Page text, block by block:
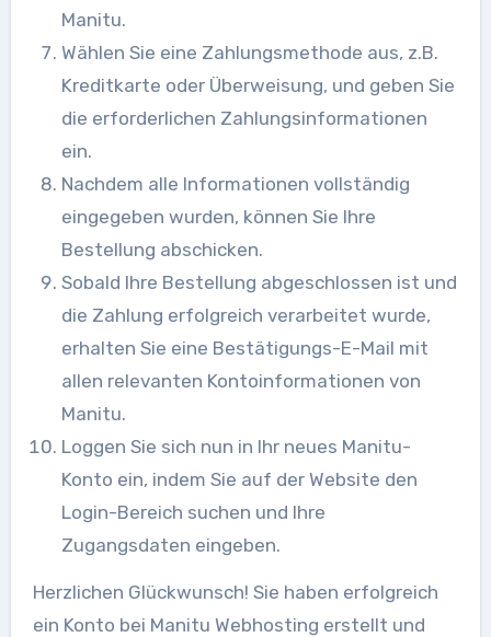
Manitu.
Wählen Sie eine Zahlungsmethode aus, z.B.
Kreditkarte oder Überweisung, und geben Sie
die erforderlichen Zahlungsinformationen
ein.
Nachdem alle Informationen vollständig
eingegeben wurden, können Sie Ihre
Bestellung abschicken.
Sobald Ihre Bestellung abgeschlossen ist und
die Zahlung erfolgreich verarbeitet wurde,
erhalten Sie eine Bestätigungs-E-Mail mit
allen relevanten Kontoinformationen von
Manitu.
Loggen Sie sich nun in Ihr neues Manitu-
Konto ein, indem Sie auf der Website den
Login-Bereich suchen und Ihre
Zugangsdaten eingeben.
Herzlichen Glückwunsch! Sie haben erfolgreich
ein Konto bei Manitu Webhosting erstellt und